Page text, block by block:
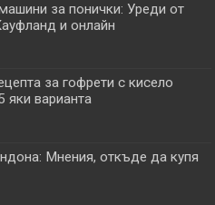
за понички: Уреди от
и онлайн
за гофрети с кисело
варианта
Мнения, откъде да купя